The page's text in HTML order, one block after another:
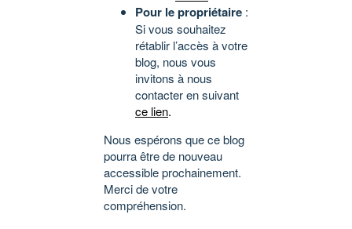
Pour le propriétaire :
Si vous souhaitez
rétablir l’accès à votre
blog, nous vous
invitons à nous
contacter en suivant
ce lien.
Nous espérons que ce blog
pourra être de nouveau
accessible prochainement.
Merci de votre
compréhension.